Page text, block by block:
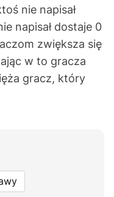
nie napisał
napisał dostaje 0
zwiększa się
w to gracza
gracz, który